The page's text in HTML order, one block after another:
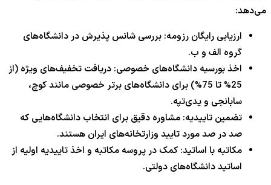
می‌دهد:
ارزیابی رایگان رزومه: بررسی شانس پذیرش در دانشگاه‌های
گروه الف و ب.
اخذ بورسیه دانشگاه‌های خصوصی: دریافت تخفیف‌های ویژه (از
25% تا 75%) برای دانشگاه‌های برتر خصوصی مانند کوچ،
سابانجی و یدی‌تپه.
تضمین تاییدیه: مشاوره دقیق برای انتخاب دانشگاه‌هایی که
صد در صد مورد تایید وزارتخانه‌های ایران هستند.
مکاتبه با اساتید: کمک در پروسه مکاتبه و اخذ تاییدیه اولیه از
اساتید دانشگاه‌های دولتی.